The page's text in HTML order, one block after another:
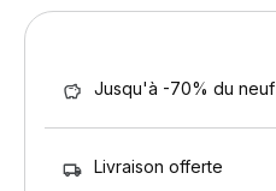
Jusqu'à -70% du neuf
Livraison offerte